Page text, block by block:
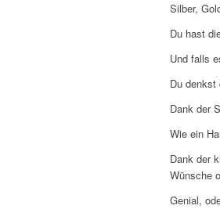
Silber,
Du hast
Und falls
Du denkst
Dank der
Wie ein
Dank der
Wünsche
Genial,